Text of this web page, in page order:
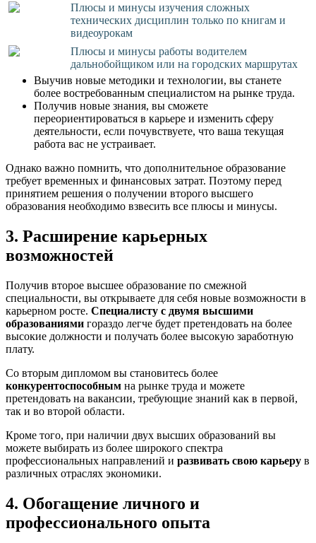
Плюсы и минусы изучения сложных
технических дисциплин только по книгам и
видеоурокам
Плюсы и минусы работы водителем
дальнобойщиком или на городских маршрутах
Выучив новые методики и технологии, вы станете
более востребованным специалистом на рынке труда.
Получив новые знания, вы сможете
переориентироваться в карьере и изменить сферу
деятельности, если почувствуете, что ваша текущая
работа вас не устраивает.
Однако важно помнить, что дополнительное образование
требует временных и финансовых затрат. Поэтому перед
принятием решения о получении второго высшего
образования необходимо взвесить все плюсы и минусы.
3. Расширение карьерных
возможностей
Получив второе высшее образование по смежной
специальности, вы открываете для себя новые возможности в
карьерном росте. Специалисту с двумя высшими
образованиями гораздо легче будет претендовать на более
высокие должности и получать более высокую заработную
плату.
Со вторым дипломом вы становитесь более
конкурентоспособным на рынке труда и можете
претендовать на вакансии, требующие знаний как в первой,
так и во второй области.
Кроме того, при наличии двух высших образований вы
можете выбирать из более широкого спектра
профессиональных направлений и развивать свою карьеру в
различных отраслях экономики.
4. Обогащение личного и
профессионального опыта